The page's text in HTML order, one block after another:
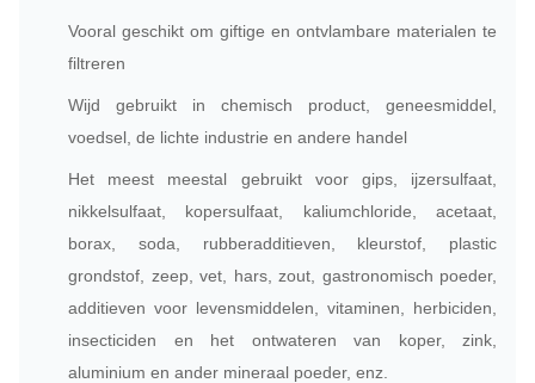
Vooral geschikt om giftige en ontvlambare materialen te
filtreren
Wijd gebruikt in chemisch product, geneesmiddel,
voedsel, de lichte industrie en andere handel
Het meest meestal gebruikt voor gips, ijzersulfaat,
nikkelsulfaat, kopersulfaat, kaliumchloride, acetaat,
borax, soda, rubberadditieven, kleurstof, plastic
grondstof, zeep, vet, hars, zout, gastronomisch poeder,
additieven voor levensmiddelen, vitaminen, herbiciden,
insecticiden en het ontwateren van koper, zink,
aluminium en ander mineraal poeder, enz.